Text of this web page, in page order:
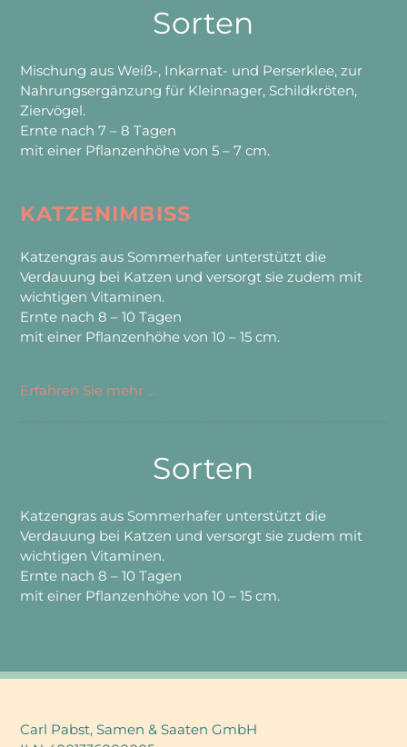
Sorten
Mischung aus Weiß-, Inkarnat- und Perserklee, zur
Nahrungsergänzung für Kleinnager, Schildkröten,
Ziervögel.
Ernte nach 7 – 8 Tagen
mit einer Pflanzenhöhe von 5 – 7 cm.
KATZENIMBISS
Katzengras aus Sommerhafer unterstützt die
Verdauung bei Katzen und versorgt sie zudem mit
wichtigen Vitaminen.
Ernte nach 8 – 10 Tagen
mit einer Pflanzenhöhe von 10 – 15 cm.
Erfahren Sie mehr …
Sorten
Katzengras aus Sommerhafer unterstützt die
Verdauung bei Katzen und versorgt sie zudem mit
wichtigen Vitaminen.
Ernte nach 8 – 10 Tagen
mit einer Pflanzenhöhe von 10 – 15 cm.
Carl Pabst, Samen & Saaten GmbH